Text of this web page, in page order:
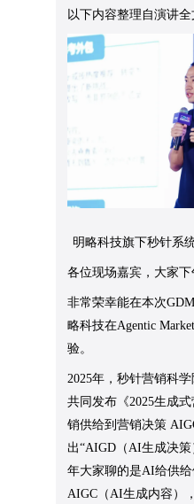
以下内容整理自演讲全
明略科技旗下秒针系
各位现场嘉宾，大家下
非常荣幸能在本次
略科技在Agentic
验。
2025年，秒针营销科
共同发布《2025生成
销供给到营销决策
出“AIGD（AI生成决
年大家聊的是AI给供
AIGC（AI生成内容）